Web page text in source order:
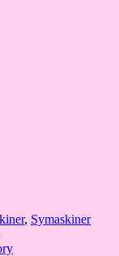
, Symaskiner